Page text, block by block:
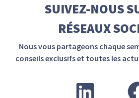
SUIVEZ-NOUS
RÉSEAUX
Nous vous partageons chaque
conseils exclusifs et toutes les